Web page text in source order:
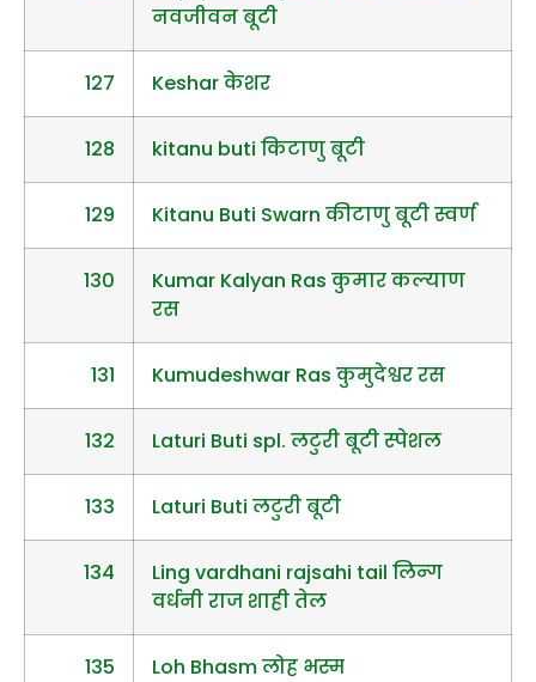
नवजीवन बूटी
127 Keshar केशर
128 kitanu buti किटाणु बूटी
129 Kitanu Buti Swarn कीटाणु बूटी स्वर्ण
130
Kumar Kalyan Ras कुमार कल्याण
रस
131 Kumudeshwar Ras कुमुदेश्वर रस
132 Laturi Buti spl. लटुरी बूटी स्पेशल
133 Laturi Buti लटुरी बूटी
134
Ling vardhani rajsahi tail लिन्ग
वर्धनी राज शाही तेल
135 Loh Bhasm लोह भस्म